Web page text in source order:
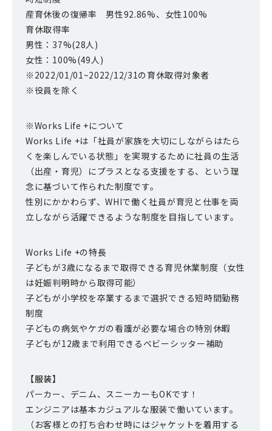
産育休後の復帰率 男性92.86%、女性100%
育休取得率
男性：37%(28人)
女性：100%(49人)
※2022/01/01~2022/12/31の育休取得対象者
※役員を除く
※Works Life +について
Works Life +は「社員が家族を大切にしながらはたら
くを楽しんでいる状態」を実現するために社員の生活
（出産・育児）にプラスとなる支援をする、という理
念に基づいて作られた制度です。
性別にかかわらず、WHIで働く社員が育児と仕事を両
立しながら活躍できるような制度を目指しています。
Works Life +の特長
子どもが3歳になるまで取得できる育児休業制度（女性
は妊娠判明時から取得可能）
子どもが小学校を卒業するまで選択できる短時間勤務
制度
子どもの病気やケガの看護が必要な場合の特別休暇
子どもが12歳まで利用できるベビーシッター補助
【服装】
パーカー、デニム、スニーカーもOKです！
エンジニアは基本カジュアルな服装で働いています。
（お客様との打ち合わせ時にはジャケットを着用する